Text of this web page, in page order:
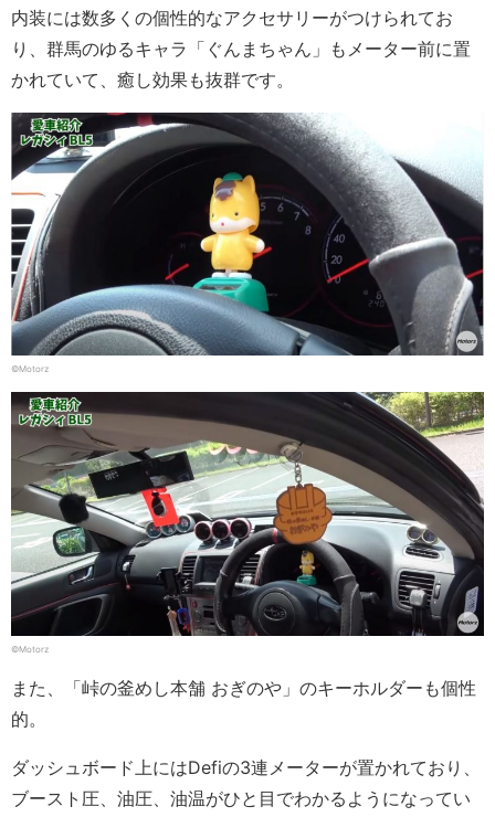
内装には数多くの個性的なアクセサリーがつけられてお
り、群馬のゆるキャラ「ぐんまちゃん」もメーター前に置
かれていて、癒し効果も抜群です。
©Motorz
©Motorz
また、「峠の釜めし本舗 おぎのや」のキーホルダーも個性
的。
ダッシュボード上にはDefiの3連メーターが置かれており、
ブースト圧、油圧、油温がひと目でわかるようになってい